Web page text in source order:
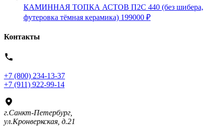
КАМИННАЯ ТОПКА АСТОВ П2С 440 (без шибера,
футеровка тёмная керамика) 199000 ₽
Контакты
+7 (800) 234-13-37
+7 (911) 922-99-14
г.Санкт-Петербург,
ул.Кронверкская, д.21